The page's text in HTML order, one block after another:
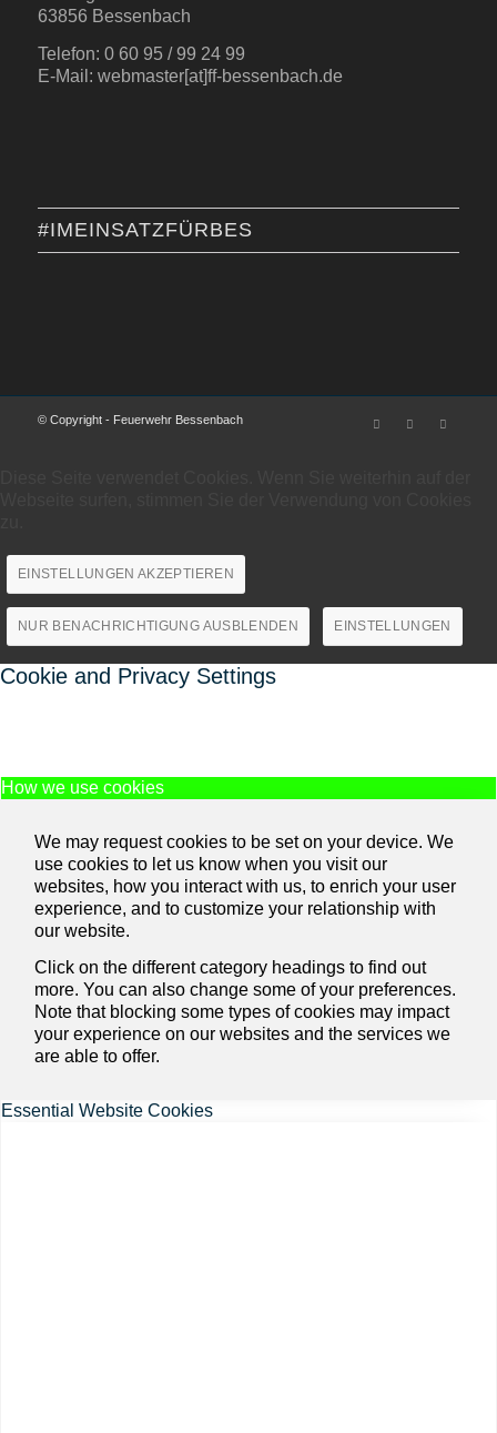
63856 Bessenbach
Telefon: 0 60 95 / 99 24 99
E-Mail: webmaster[at]ff-bessenbach.de
#IMEINSATZFÜRBES
© Copyright - Feuerwehr Bessenbach
EINSTELLUNGEN AKZEPTIEREN
NUR BENACHRICHTIGUNG AUSBLENDEN EINSTELLUNGEN
Cookie and Privacy Settings
How we use cookies
We may request cookies to be set on your device. We
use cookies to let us know when you visit our
websites, how you interact with us, to enrich your user
experience, and to customize your relationship with
our website.
Click on the different category headings to find out
more. You can also change some of your preferences.
Note that blocking some types of cookies may impact
your experience on our websites and the services we
are able to offer.
Essential Website Cookies